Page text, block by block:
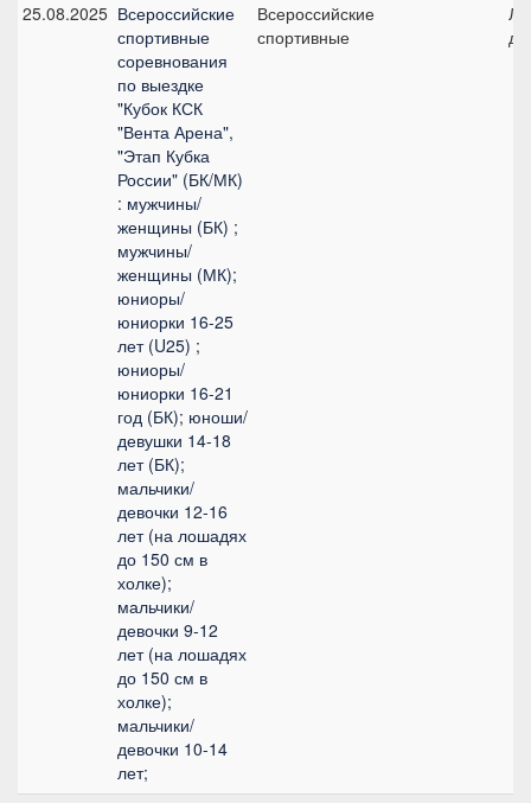
25.08.2025 Всероссийские
спортивные
соревнования
по выездке
"Кубок КСК
"Вента Арена",
"Этап Кубка
России" (БК/МК)
: мужчины/
женщины (БК) ;
мужчины/
женщины (МК);
юниоры/
юниорки 16-25
лет (U25) ;
юниоры/
юниорки 16-21
год (БК); юноши/
девушки 14-18
лет (БК);
мальчики/
девочки 12-16
лет (на лошадях
до 150 см в
холке);
мальчики/
девочки 9-12
лет (на лошадях
до 150 см в
холке);
мальчики/
девочки 10-14
лет;
Всероссийские
спортивные